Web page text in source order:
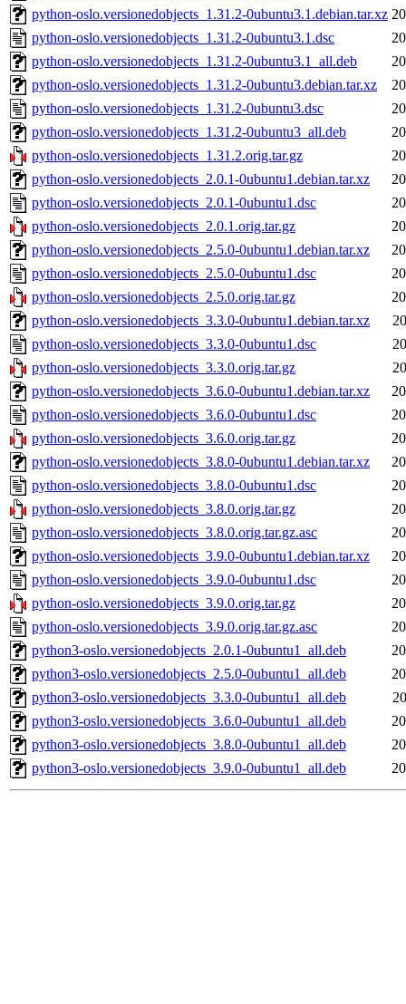
python-oslo.versionedobjects_1.31.2-0ubuntu3.1.debian.tar.xz
python-oslo.versionedobjects_1.31.2-0ubuntu3.1.dsc
python-oslo.versionedobjects_1.31.2-0ubuntu3.1_all.deb
python-oslo.versionedobjects_1.31.2-0ubuntu3.debian.tar.xz
python-oslo.versionedobjects_1.31.2-0ubuntu3.dsc
python-oslo.versionedobjects_1.31.2-0ubuntu3_all.deb
python-oslo.versionedobjects_1.31.2.orig.tar.gz
python-oslo.versionedobjects_2.0.1-0ubuntu1.debian.tar.xz
python-oslo.versionedobjects_2.0.1-0ubuntu1.dsc
python-oslo.versionedobjects_2.0.1.orig.tar.gz
python-oslo.versionedobjects_2.5.0-0ubuntu1.debian.tar.xz
python-oslo.versionedobjects_2.5.0-0ubuntu1.dsc
python-oslo.versionedobjects_2.5.0.orig.tar.gz
python-oslo.versionedobjects_3.3.0-0ubuntu1.debian.tar.xz
python-oslo.versionedobjects_3.3.0-0ubuntu1.dsc
python-oslo.versionedobjects_3.3.0.orig.tar.gz
python-oslo.versionedobjects_3.6.0-0ubuntu1.debian.tar.xz
python-oslo.versionedobjects_3.6.0-0ubuntu1.dsc
python-oslo.versionedobjects_3.6.0.orig.tar.gz
python-oslo.versionedobjects_3.8.0-0ubuntu1.debian.tar.xz
python-oslo.versionedobjects_3.8.0-0ubuntu1.dsc
python-oslo.versionedobjects_3.8.0.orig.tar.gz
python-oslo.versionedobjects_3.8.0.orig.tar.gz.asc
python-oslo.versionedobjects_3.9.0-0ubuntu1.debian.tar.xz
python-oslo.versionedobjects_3.9.0-0ubuntu1.dsc
python-oslo.versionedobjects_3.9.0.orig.tar.gz
python-oslo.versionedobjects_3.9.0.orig.tar.gz.asc
python3-oslo.versionedobjects_2.0.1-0ubuntu1_all.deb
python3-oslo.versionedobjects_2.5.0-0ubuntu1_all.deb
python3-oslo.versionedobjects_3.3.0-0ubuntu1_all.deb
python3-oslo.versionedobjects_3.6.0-0ubuntu1_all.deb
python3-oslo.versionedobjects_3.8.0-0ubuntu1_all.deb
python3-oslo.versionedobjects_3.9.0-0ubuntu1_all.deb